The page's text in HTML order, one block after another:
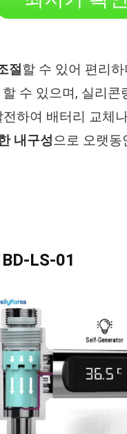
절할 수 있어 편리하
할 수 있으며, 실리콘
하여 배터리 교체
내구성으로 오랫동
LS-01